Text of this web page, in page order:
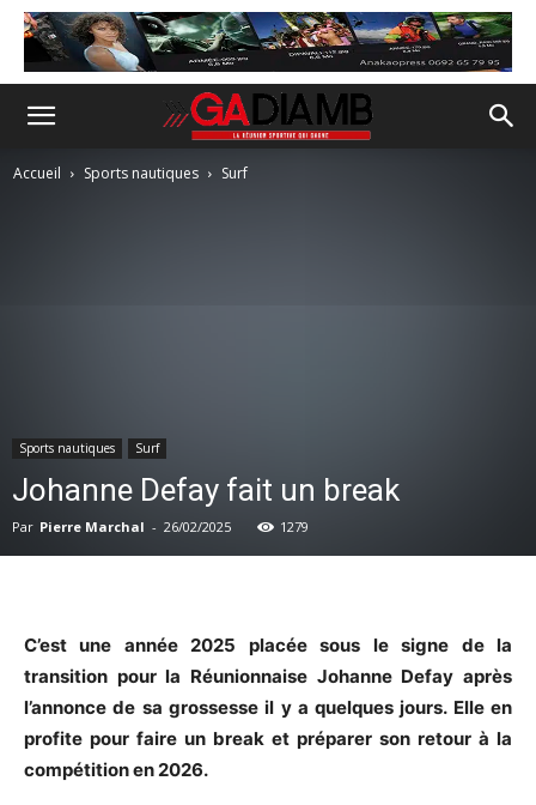
Accueil Sports nautiques Surf
Sports nautiques Surf
Johanne Defay fait un break
Par Pierre Marchal - 26/02/2025 1279
C’est une année 2025 placée sous le signe de la
transition pour la Réunionnaise Johanne Defay après
l’annonce de sa grossesse il y a quelques jours. Elle en
profite pour faire un break et préparer son retour à la
compétition en 2026.